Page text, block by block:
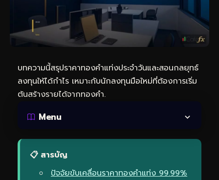
บทความนี้สรุปราคาทองคำแท่งประจำวันและสอนกลยุทธ์
ลงทุนให้ได้กำไร เหมาะกับนักลงทุนมือใหม่ที่ต้องการเริ่ม
ต้นสร้างรายได้จากทองคำ.
Menu
📋 สารบัญ
ปัจจัยขับเคลื่อนราคาทองคำแท่ง 99.99%